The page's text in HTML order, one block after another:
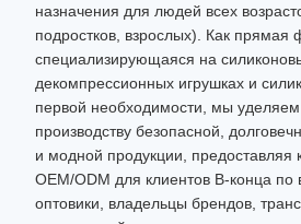
назначения для людей всех
подростков, взрослых). Как прямая
специализирующаяся на
декомпрессионных игрушках и
первой необходимости, мы
производству безопасной,
и модной продукции, предоставляя
OEM/ODM для клиентов B-конца по
оптовики, владельцы брендов,